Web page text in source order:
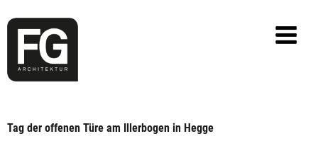
Tag der offenen Türe am Illerbogen in Hegge